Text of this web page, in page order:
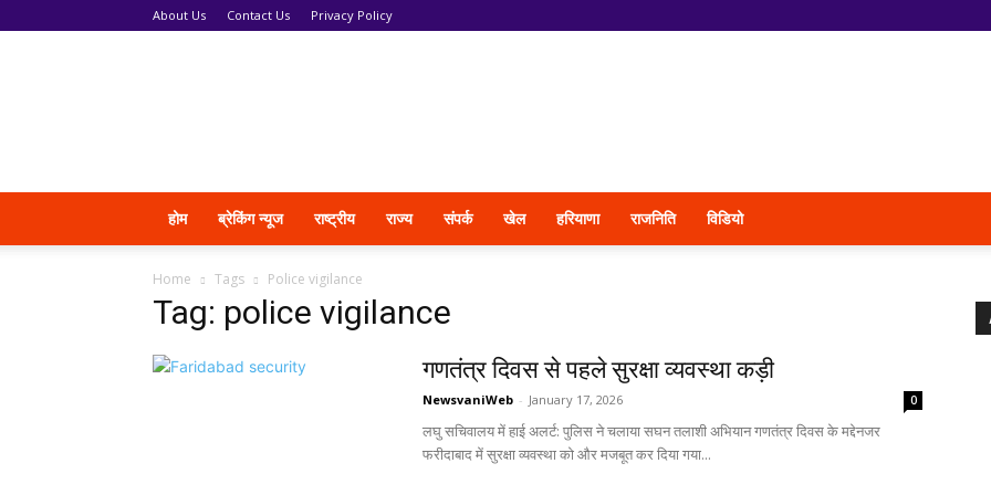
About Us Contact Us Privacy Policy
होम ब्रेकिंग न्यूज राष्ट्रीय राज्य संपर्क खेल हरियाणा राजनिति विडियो
Home Tags Police vigilance
Tag: police vigilance
गणतंत्र दिवस से पहले सुरक्षा व्यवस्था कड़ी
NewsvaniWeb - January 17, 2026 0
लघु सचिवालय में हाई अलर्ट: पुलिस ने चलाया सघन तलाशी अभियान गणतंत्र दिवस के मद्देनजर
फरीदाबाद में सुरक्षा व्यवस्था को और मजबूत कर दिया गया...